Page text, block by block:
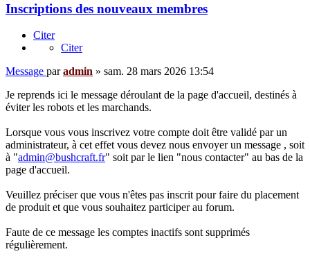
Inscriptions des nouveaux membres
Citer
Citer
Message paradmin » sam. 28 mars 2026 13:54
Je reprends ici le message déroulant de la page d'accueil, destinés à
éviter les robots et les marchands.
Lorsque vous vous inscrivez votre compte doit être validé par un
administrateur, à cet effet vous devez nous envoyer un message , soit
à "admin@bushcraft.fr" soit par le lien "nous contacter" au bas de la
page d'accueil.
Veuillez préciser que vous n'êtes pas inscrit pour faire du placement
de produit et que vous souhaitez participer au forum.
Faute de ce message les comptes inactifs sont supprimés
régulièrement.